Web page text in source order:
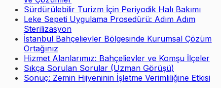
Sürdürülebilir Turizm İçin Periyodik Halı Bakımı
Leke Sepeti Uygulama Prosedürü: Adım Adım
Sterilizasyon
İstanbul Bahçelievler Bölgesinde Kurumsal Çözüm
Ortağınız
Hizmet Alanlarımız: Bahçelievler ve Komşu İlçeler
Sıkça Sorulan Sorular (Uzman Görüşü)
Sonuç: Zemin Hijyeninin İşletme Verimliliğine Etkisi